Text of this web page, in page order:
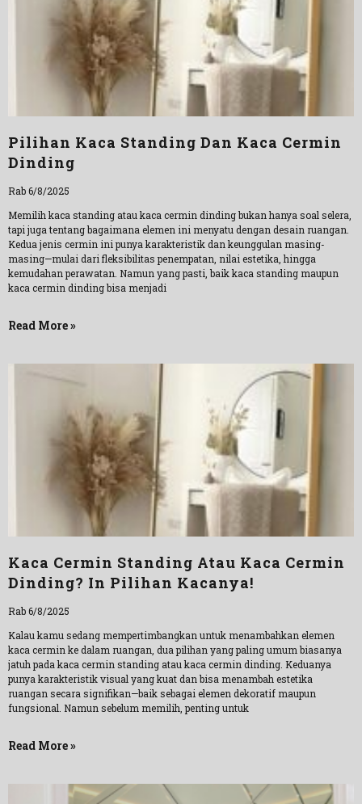
Pilihan Kaca Standing Dan Kaca Cermin
Dinding
Rab 6/8/2025
Memilih kaca standing atau kaca cermin dinding bukan hanya soal selera,
tapi juga tentang bagaimana elemen ini menyatu dengan desain ruangan.
Kedua jenis cermin ini punya karakteristik dan keunggulan masing-
masing—mulai dari fleksibilitas penempatan, nilai estetika, hingga
kemudahan perawatan. Namun yang pasti, baik kaca standing maupun
kaca cermin dinding bisa menjadi
Read More »
Kaca Cermin Standing Atau Kaca Cermin
Dinding? In Pilihan Kacanya!
Rab 6/8/2025
Kalau kamu sedang mempertimbangkan untuk menambahkan elemen
kaca cermin ke dalam ruangan, dua pilihan yang paling umum biasanya
jatuh pada kaca cermin standing atau kaca cermin dinding. Keduanya
punya karakteristik visual yang kuat dan bisa menambah estetika
ruangan secara signifikan—baik sebagai elemen dekoratif maupun
fungsional. Namun sebelum memilih, penting untuk
Read More »